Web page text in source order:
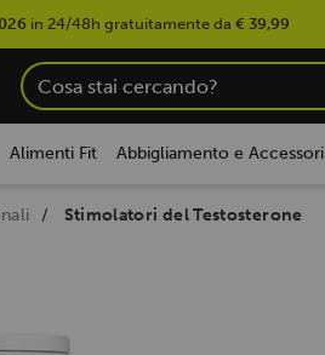
in 24/48h gratuitamente da€ 39,99
Alimenti Fit Abbigliamento e Accessori
Stimolatori del Testosterone